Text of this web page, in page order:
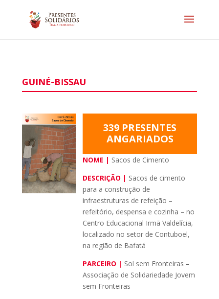
GUINÉ-BISSAU
339 PRESENTES
ANGARIADOS
NOME | Sacos de Cimento
DESCRIÇÃO | Sacos de cimento
para a construção de
infraestruturas de refeição –
refeitório, despensa e cozinha – no
Centro Educacional Irmã Valdelícia,
localizado no setor de Contuboel,
na região de Bafatá
PARCEIRO | Sol sem Fronteiras –
Associação de Solidariedade Jovem
sem Fronteiras